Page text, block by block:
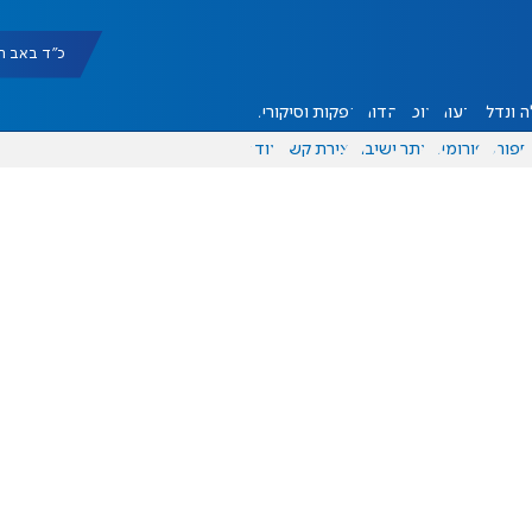
כ"ד באב תשפ"ו
ונדל"ן דעות אוכל יהדות הפקות וסיקורים
ספורט פורומים אתר ישיבה יצירת קשר עוד